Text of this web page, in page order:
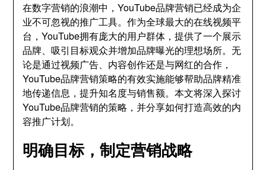
在数字营销的浪潮中，YouTube品牌营销已经成为企
业不可忽视的推广工具。作为全球最大的在线视频平
台，YouTube拥有庞大的用户群体，提供了一个展示
品牌、吸引目标观众并增加品牌曝光的理想场所。无
论是通过视频广告、内容创作还是与网红的合作，
YouTube品牌营销策略的有效实施能够帮助品牌精准
地传递信息，提升知名度与销售额。本文将深入探讨
YouTube品牌营销的策略，并分享如何打造高效的内
容推广计划。
明确目标，制定营销战略